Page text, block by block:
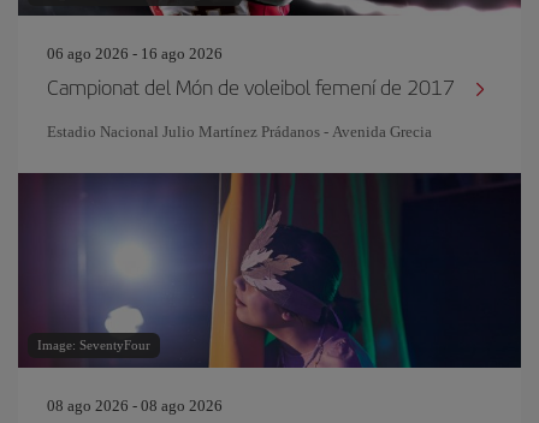
06 ago 2026 - 16 ago 2026
Campionat del Món de voleibol femení de 2017
Estadio Nacional Julio Martínez Prádanos - Avenida Grecia
Image: SeventyFour
08 ago 2026 - 08 ago 2026